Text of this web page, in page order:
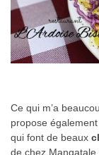
Ce qui m’a
propose
qui font de beaux
de chez